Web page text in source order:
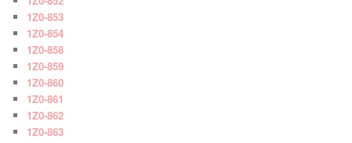
1Z0-853
1Z0-854
1Z0-858
1Z0-859
1Z0-860
1Z0-861
1Z0-862
1Z0-863